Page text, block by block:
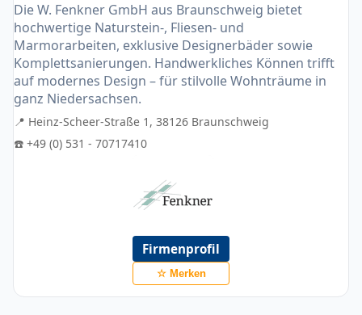
Die W. Fenkner GmbH aus Braunschweig bietet
hochwertige Naturstein-, Fliesen- und
Marmorarbeiten, exklusive Designerbäder sowie
Komplettsanierungen. Handwerkliches Können trifft
auf modernes Design – für stilvolle Wohnträume in
ganz Niedersachsen.
📍 Heinz-Scheer-Straße 1, 38126 Braunschweig
☎️ +49 (0) 531 - 70717410
Firmenprofil
☆ Merken